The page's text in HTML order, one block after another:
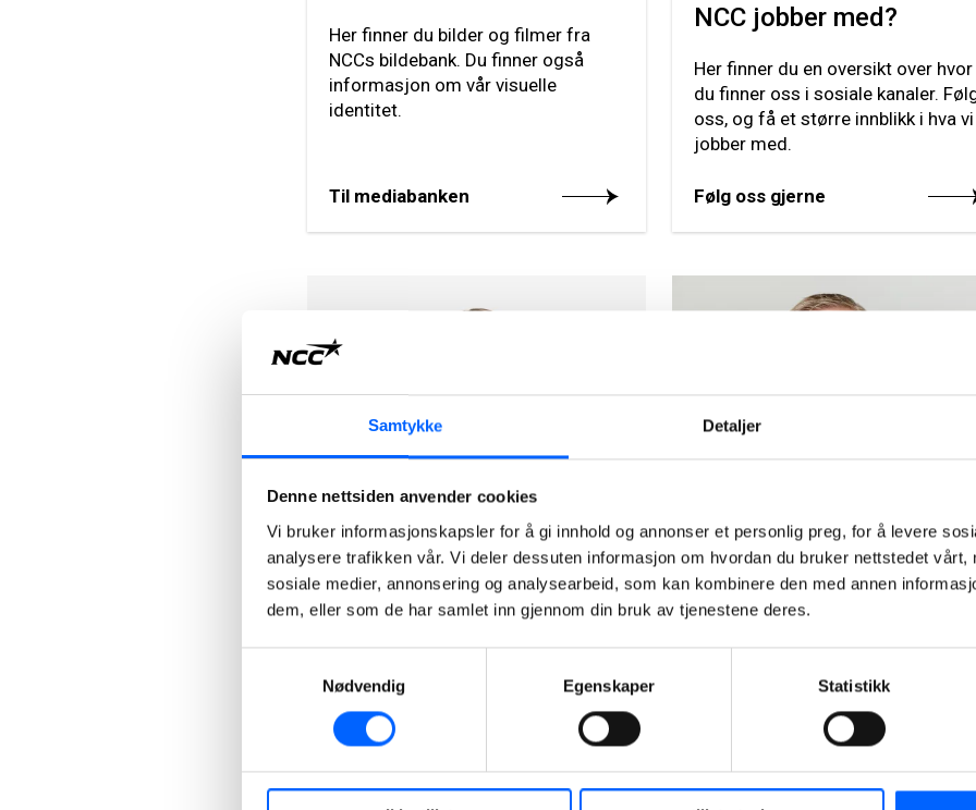
Samtykke Detaljer
Denne nettsiden anvender cookies
Vi bruker informasjonskapsler for å gi innhold og annonser et personlig preg, for å levere
analysere trafikken vår. Vi deler dessuten informasjon om hvordan du bruker nettstedet vårt,
sosiale medier, annonsering og analysearbeid, som kan kombinere den med annen
dem, eller som de har samlet inn gjennom din bruk av tjenestene deres.
Nødvendig
Egenskaper Statistikk
Her finner du bilder og filmer fra
NCCs bildebank. Du finner også
informasjon om vår visuelle
identitet.
Til mediabanken
NCC jobber med?
Her finner du en oversikt over hvor
du finner oss i sosiale kanaler.
oss, og få et større innblikk i hva vi
jobber med.
Følg oss gjerne
Tonje Sund
Head of Communication Norway,
NCC Group
+47 40 30 42 94
Manager, Media Relations
Norway, NCC Group
+47 951 30 693